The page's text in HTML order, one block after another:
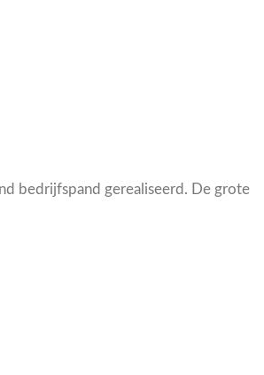
bedrijfspand gerealiseerd. De grote